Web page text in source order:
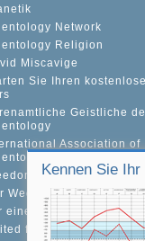
Kennen Sie
Network
Religion
Miscavige
Sie Ihren
Geistliche
Association of
Magazine
Weg zum Glücklichsein
eine Welt ohne
for Human Rights